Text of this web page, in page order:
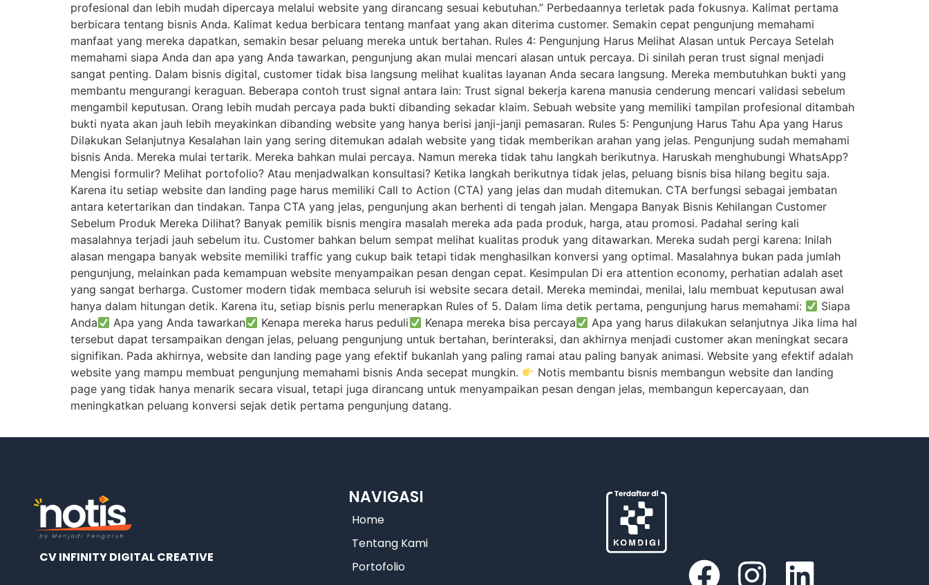
profesional dan lebih mudah dipercaya melalui website yang dirancang sesuai kebutuhan.” Perbedaannya terletak pada fokusnya. Kalimat pertama
berbicara tentang bisnis Anda. Kalimat kedua berbicara tentang manfaat yang akan diterima customer. Semakin cepat pengunjung memahami
manfaat yang mereka dapatkan, semakin besar peluang mereka untuk bertahan. Rules 4: Pengunjung Harus Melihat Alasan untuk Percaya Setelah
memahami siapa Anda dan apa yang Anda tawarkan, pengunjung akan mulai mencari alasan untuk percaya. Di sinilah peran trust signal menjadi
sangat penting. Dalam bisnis digital, customer tidak bisa langsung melihat kualitas layanan Anda secara langsung. Mereka membutuhkan bukti yang
membantu mengurangi keraguan. Beberapa contoh trust signal antara lain: Trust signal bekerja karena manusia cenderung mencari validasi sebelum
mengambil keputusan. Orang lebih mudah percaya pada bukti dibanding sekadar klaim. Sebuah website yang memiliki tampilan profesional ditambah
bukti nyata akan jauh lebih meyakinkan dibanding website yang hanya berisi janji-janji pemasaran. Rules 5: Pengunjung Harus Tahu Apa yang Harus
Dilakukan Selanjutnya Kesalahan lain yang sering ditemukan adalah website yang tidak memberikan arahan yang jelas. Pengunjung sudah memahami
bisnis Anda. Mereka mulai tertarik. Mereka bahkan mulai percaya. Namun mereka tidak tahu langkah berikutnya. Haruskah menghubungi WhatsApp?
Mengisi formulir? Melihat portofolio? Atau menjadwalkan konsultasi? Ketika langkah berikutnya tidak jelas, peluang bisnis bisa hilang begitu saja.
Karena itu setiap website dan landing page harus memiliki Call to Action (CTA) yang jelas dan mudah ditemukan. CTA berfungsi sebagai jembatan
antara ketertarikan dan tindakan. Tanpa CTA yang jelas, pengunjung akan berhenti di tengah jalan. Mengapa Banyak Bisnis Kehilangan Customer
Sebelum Produk Mereka Dilihat? Banyak pemilik bisnis mengira masalah mereka ada pada produk, harga, atau promosi. Padahal sering kali
masalahnya terjadi jauh sebelum itu. Customer bahkan belum sempat melihat kualitas produk yang ditawarkan. Mereka sudah pergi karena: Inilah
alasan mengapa banyak website memiliki traffic yang cukup baik tetapi tidak menghasilkan konversi yang optimal. Masalahnya bukan pada jumlah
pengunjung, melainkan pada kemampuan website menyampaikan pesan dengan cepat. Kesimpulan Di era attention economy, perhatian adalah aset
yang sangat berharga. Customer modern tidak membaca seluruh isi website secara detail. Mereka memindai, menilai, lalu membuat keputusan awal
hanya dalam hitungan detik. Karena itu, setiap bisnis perlu menerapkan Rules of 5. Dalam lima detik pertama, pengunjung harus memahami:
Siapa
Anda
Apa yang Anda tawarkan Kenapa mereka harus peduli Kenapa mereka bisa percaya
Apa yang harus dilakukan selanjutnya Jika lima hal
tersebut dapat tersampaikan dengan jelas, peluang pengunjung untuk bertahan, berinteraksi, dan akhirnya menjadi customer akan meningkat secara
signifikan. Pada akhirnya, website dan landing page yang efektif bukanlah yang paling ramai atau paling banyak animasi. Website yang efektif adalah
website yang mampu membuat pengunjung memahami bisnis Anda secepat mungkin.
Notis membantu bisnis membangun website dan landing
page yang tidak hanya menarik secara visual, tetapi juga dirancang untuk menyampaikan pesan dengan jelas, membangun kepercayaan, dan
meningkatkan peluang konversi sejak detik pertama pengunjung datang.
CV INFINITY DIGITAL CREATIVE
NAVIGASI
Home
Tentang Kami
Portofolio